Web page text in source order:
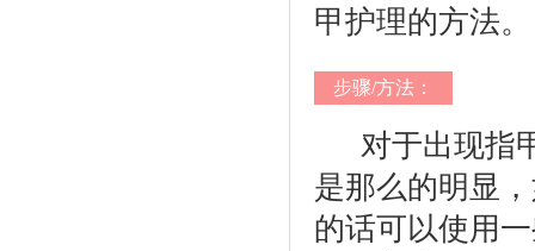
甲护理的方法。
步骤/方法：
对于出现指
是那么的明显
的话可以使用